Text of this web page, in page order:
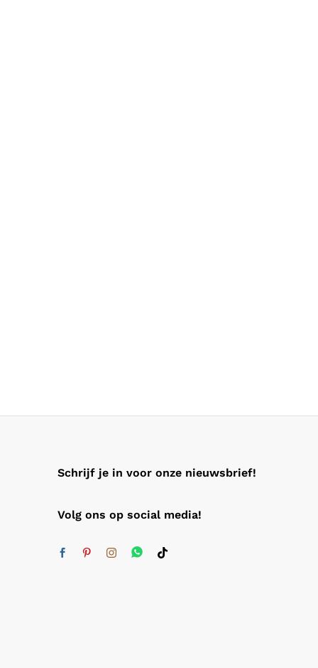
Schrijf je in voor onze nieuwsbrief!
Volg ons op social media!